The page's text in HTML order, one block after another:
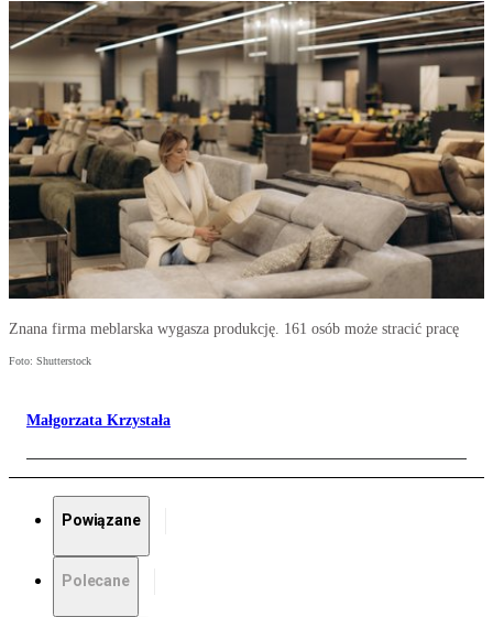
Znana firma meblarska wygasza produkcję. 161 osób może stracić pracę
Foto: Shutterstock
Małgorzata Krzystała
Powiązane
Polecane